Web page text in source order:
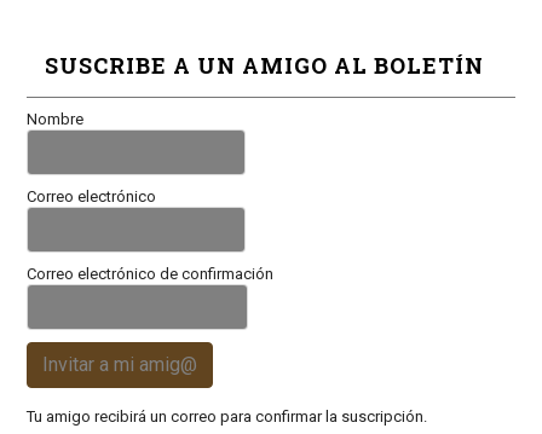
SUSCRIBE A UN AMIGO AL BOLETÍN
Nombre
Correo electrónico
Correo electrónico de confirmación
Invitar a mi amig@
Tu amigo recibirá un correo para confirmar la suscripción.